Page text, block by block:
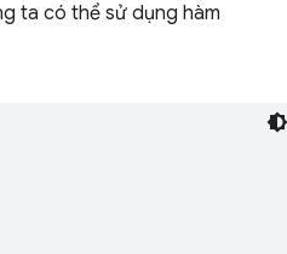
ta có thể sử dụng hàm